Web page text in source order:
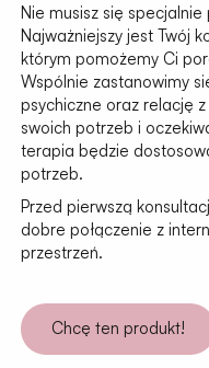
Nie musisz się
Najważniejszy jest Twój
którym pomożemy Ci
Wspólnie zastanowimy
psychiczne oraz relację
swoich potrzeb i
terapia będzie
potrzeb.
Przed pierwszą
dobre połączenie z
przestrzeń.
Chcę ten produkt!